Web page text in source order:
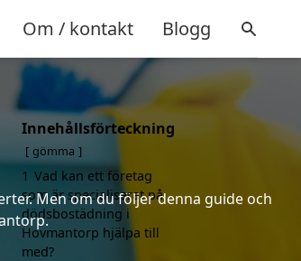
Om / kontakt Blogg
Men om du följer denna guide och
Innehållsförteckning
gömma
1 Vad kan ett företag
som är specialiserat på
dödsbostädning i
Hovmantorp hjälpa till
med?